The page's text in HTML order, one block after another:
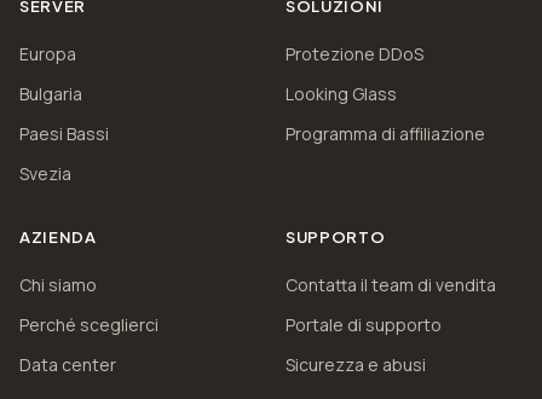
SERVER
Europa
Bulgaria
Paesi Bassi
Svezia
SOLUZIONI
Protezione DDoS
Looking Glass
Programma di affiliazione
AZIENDA
Chi siamo
Perché sceglierci
Data center
SUPPORTO
Contatta il team di vendita
Portale di supporto
Sicurezza e abusi